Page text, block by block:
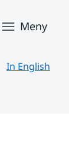
Meny
In English